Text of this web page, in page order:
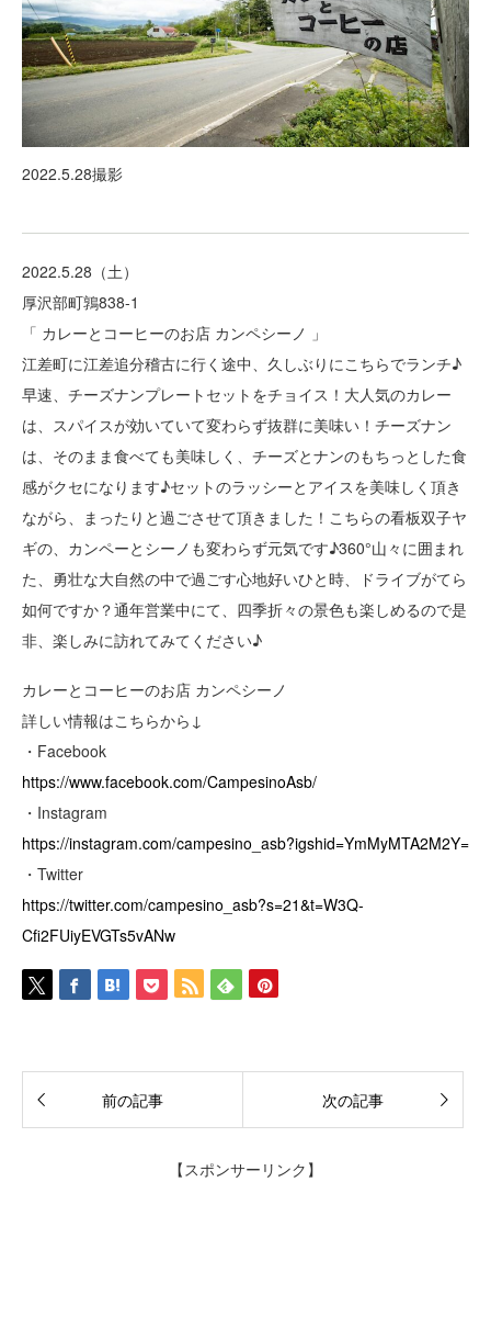
2022.5.28撮影
2022.5.28（土）
厚沢部町鶉838-1
「 カレーとコーヒーのお店 カンペシーノ 」
江差町に江差追分稽古に行く途中、久しぶりにこちらでランチ♪
早速、チーズナンプレートセットをチョイス！大人気のカレー
は、スパイスが効いていて変わらず抜群に美味い！チーズナン
は、そのまま食べても美味しく、チーズとナンのもちっとした食
感がクセになります♪セットのラッシーとアイスを美味しく頂き
ながら、まったりと過ごさせて頂きました！こちらの看板双子ヤ
ギの、カンペーとシーノも変わらず元気です♪360°山々に囲まれ
た、勇壮な大自然の中で過ごす心地好いひと時、ドライブがてら
如何ですか？通年営業中にて、四季折々の景色も楽しめるので是
非、楽しみに訪れてみてください♪
カレーとコーヒーのお店 カンペシーノ
詳しい情報はこちらから↓
・Facebook
https://www.facebook.com/CampesinoAsb/
・Instagram
https://instagram.com/campesino_asb?igshid=YmMyMTA2M2Y=
・Twitter
https://twitter.com/campesino_asb?s=21&t=W3Q-
Cfi2FUiyEVGTs5vANw
前の記事 次の記事
【スポンサーリンク】